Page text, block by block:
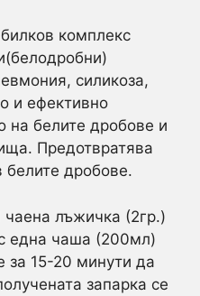
е:
5,00 €
/
9,78 лв..
комплекс
силикоза,
и ефективно
на белите дробове и
Предотвратява
белите дробове.
чаена лъжичка (2гр.)
една чаша (200мл)
за 15-20 минути да
запарка се